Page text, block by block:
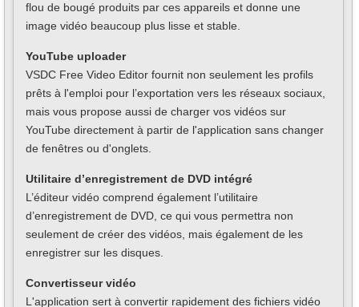
flou de bougé produits par ces appareils et donne une
image vidéo beaucoup plus lisse et stable.
YouTube uploader
VSDC Free Video Editor fournit non seulement les profils
prêts à l'emploi pour l’exportation vers les réseaux sociaux,
mais vous propose aussi de charger vos vidéos sur
YouTube directement à partir de l'application sans changer
de fenêtres ou d'onglets.
Utilitaire d’enregistrement de DVD intégré
L’éditeur vidéo comprend également l’utilitaire
d’enregistrement de DVD, ce qui vous permettra non
seulement de créer des vidéos, mais également de les
enregistrer sur les disques.
Convertisseur vidéo
L'application sert à convertir rapidement des fichiers vidéo